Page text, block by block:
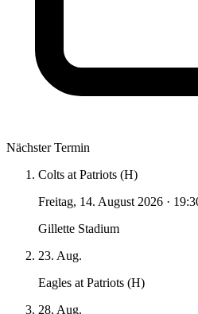
Nächster Termin
Colts at Patriots (H)
Freitag, 14. August 2026 ·
Gillette Stadium
23. Aug.
Eagles at Patriots (H)
28. Aug.